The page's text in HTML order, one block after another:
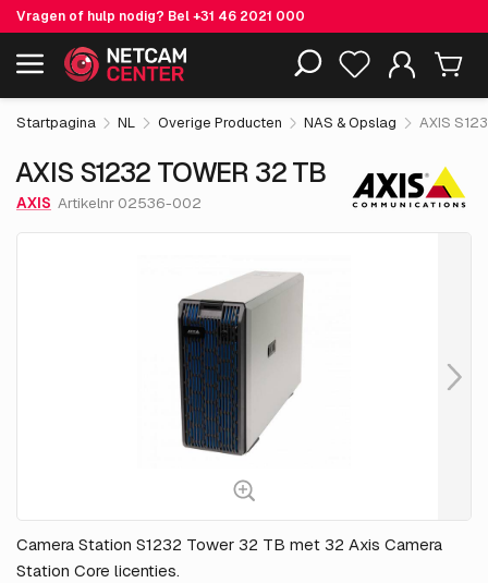
Vragen of hulp nodig? Bel+31 46 2021 000
Inclusief EOL-producten
AXIS S1232 TOWER 32 TB € 21,279.
Startpagina NL Overige Producten NAS & Opslag AXIS
AXIS S1232 TOWER 32 TB
AXIS Artikelnr 02536-002
Camera Station S1232 Tower 32 TB met 32 Axis Camera
Station Core licenties.